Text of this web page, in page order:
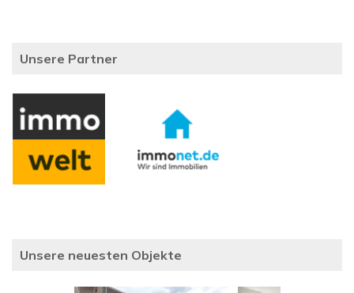
Unsere Partner
Unsere neuesten Objekte